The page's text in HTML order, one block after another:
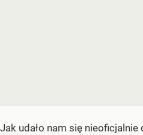
Jak udało nam się nieoficjalnie